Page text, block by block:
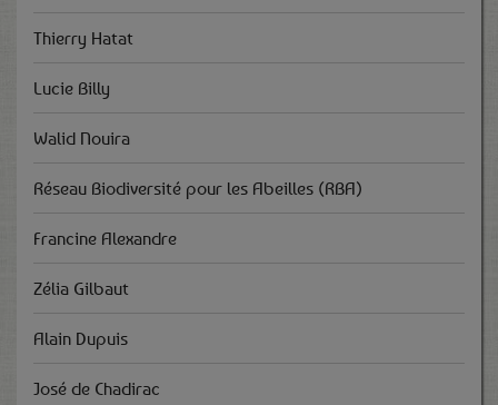
Thierry Hatat
Lucie Billy
Walid Nouira
Réseau Biodiversité pour les Abeilles (RBA)
Francine Alexandre
Zélia Gilbaut
Alain Dupuis
José de Chadirac